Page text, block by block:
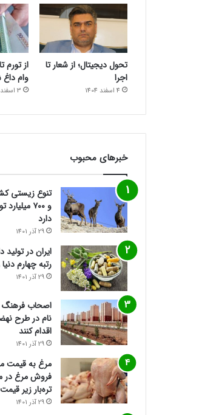
تحول دیجیتال؛ از شعار تا
اجرا
4 اسفند 1404
از تورم
وام
3 اسفند 1404
خبرهای محبوب
تنوع زیستی
و ۷۰۰
دارد
29 آذر 1401
ایران در
رتبه چهارم دنیا
29 آذر 1401
اصحاب فرهنگ
نام در طرح
اقدام کنند
29 آذر 1401
مرغ به قیمت
فروش مرغ در
تره‌بار زیر
29 آذر 1401